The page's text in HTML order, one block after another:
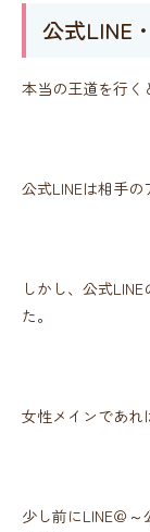
公式LINE
本当の王道を行く
公式LINEは相手の
しかし、公式
た。
女性メインであれ
少し前にLINE＠